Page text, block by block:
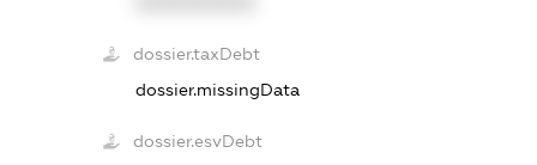
dossier.taxDebt
dossier.missingData
dossier.esvDebt